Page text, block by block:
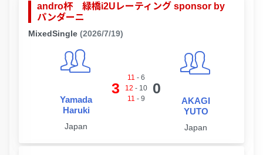
andro杯 緑橋i2Uレーティング sponsor by
パンダーニ
MixedSingle (2026/7/19)
Yamada
Haruki
Japan
3
11 - 6
12 - 10
11 - 9
0
AKAGI
YUTO
Japan